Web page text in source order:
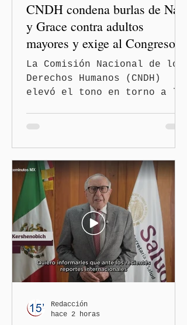
CNDH condena burlas de Nay
y Grace contra adultos
mayores y exige al Congreso
frenar discursos
discriminatorios
La Comisión Nacional de los
Derechos Humanos (CNDH)
elevó el tono en torno a la
Bojalil y Elvia Graciela
"Grace" Palomares Ramírez,
al considerar que los
comentarios que emitieron
en el podcast "DesCasadas"
contra las personas adultas
mayores no pueden
justificarse como una
simple opinión o una broma.
Redacción
hace 2 horas